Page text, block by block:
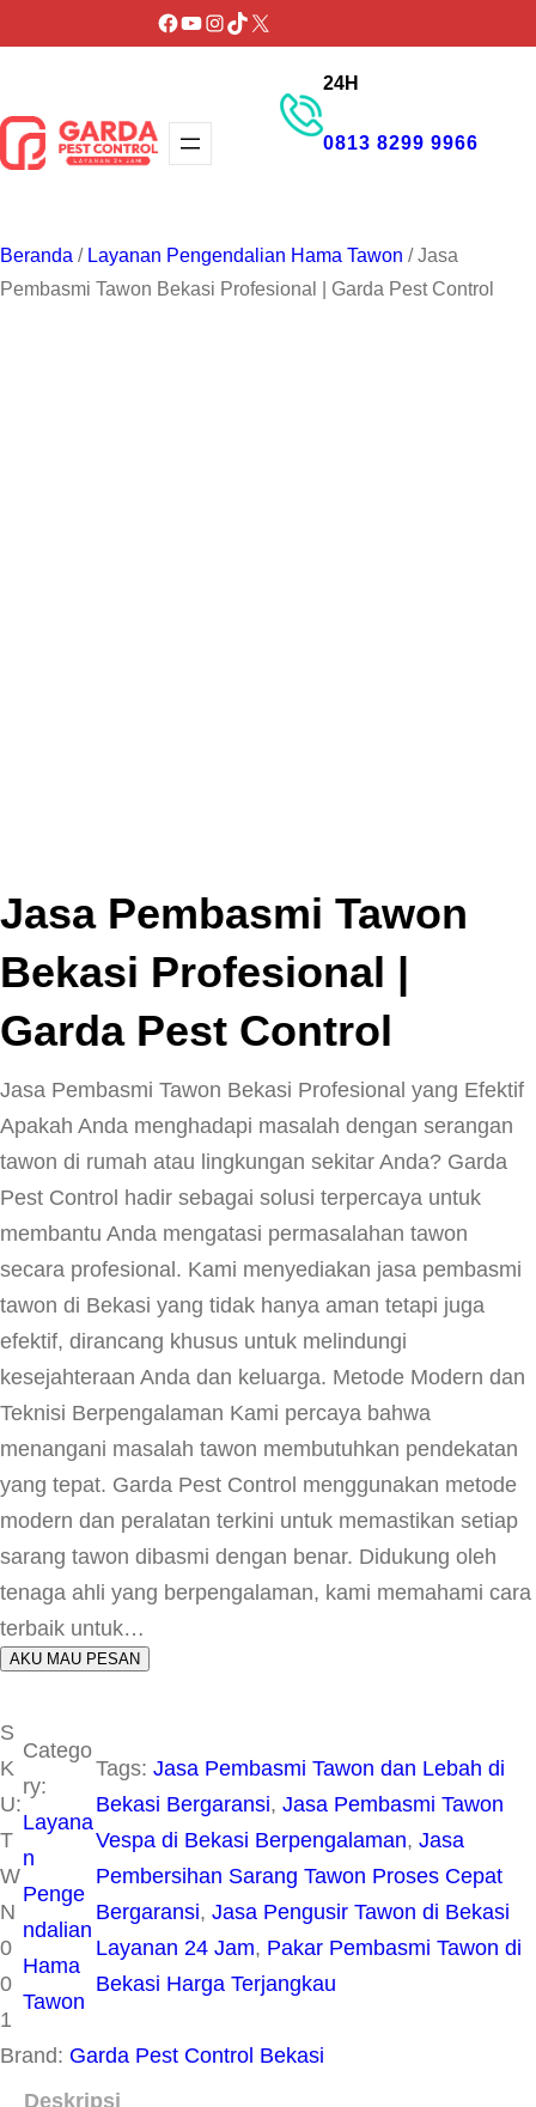
ke
Facebook
YouTube
Instagram
TikTok
X
24H
0813 8299 9966
Beranda / Layanan Pengendalian Hama Tawon / Jasa
Pembasmi Tawon Bekasi Profesional | Garda Pest Control
Jasa Pembasmi Tawon
Bekasi Profesional |
Garda Pest Control
Jasa Pembasmi Tawon Bekasi Profesional yang Efektif
Apakah Anda menghadapi masalah dengan serangan
tawon di rumah atau lingkungan sekitar Anda? Garda
Pest Control hadir sebagai solusi terpercaya untuk
membantu Anda mengatasi permasalahan tawon
secara profesional. Kami menyediakan jasa pembasmi
tawon di Bekasi yang tidak hanya aman tetapi juga
efektif, dirancang khusus untuk melindungi
kesejahteraan Anda dan keluarga. Metode Modern dan
Teknisi Berpengalaman Kami percaya bahwa
menangani masalah tawon membutuhkan pendekatan
yang tepat. Garda Pest Control menggunakan metode
modern dan peralatan terkini untuk memastikan setiap
sarang tawon dibasmi dengan benar. Didukung oleh
tenaga ahli yang berpengalaman, kami memahami cara
terbaik untuk…
AKU MAU PESAN
S
K
U:
T
W
N
0
0
1
Catego
ry:
Layana
n
Penge
ndalian
Hama
Tawon
Tags:Jasa Pembasmi Tawon dan Lebah di
Bekasi Bergaransi, Jasa Pembasmi Tawon
Vespa di Bekasi Berpengalaman, Jasa
Pembersihan Sarang Tawon Proses Cepat
Bergaransi, Jasa Pengusir Tawon di Bekasi
Layanan 24 Jam, Pakar Pembasmi Tawon di
Bekasi Harga Terjangkau
Brand: Garda Pest Control Bekasi
Deskripsi